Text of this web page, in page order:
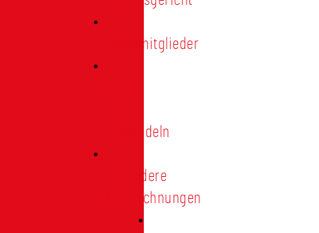
Ehrenmitglieder
Treunadeln
Besondere
Auszeichnungen